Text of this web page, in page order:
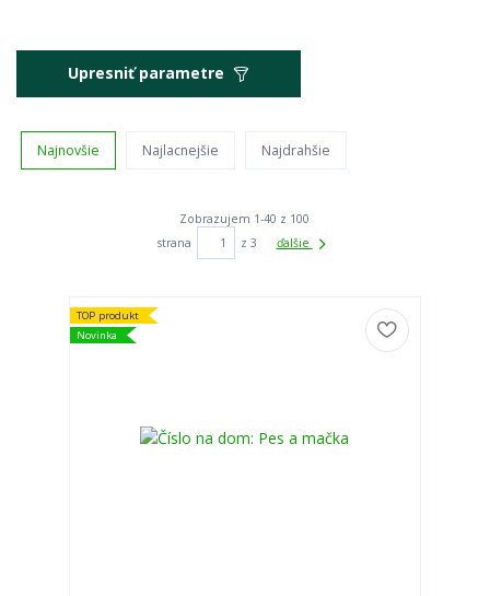
Upresniť parametre
Najnovšie Najlacnejšie Najdrahšie
Zobrazujem 1-40 z 100
strana
z 3 ďalšie
TOP produkt
Novinka